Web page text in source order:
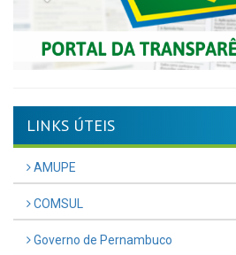
LINKS ÚTEIS
AMUPE
COMSUL
Governo de Pernambuco